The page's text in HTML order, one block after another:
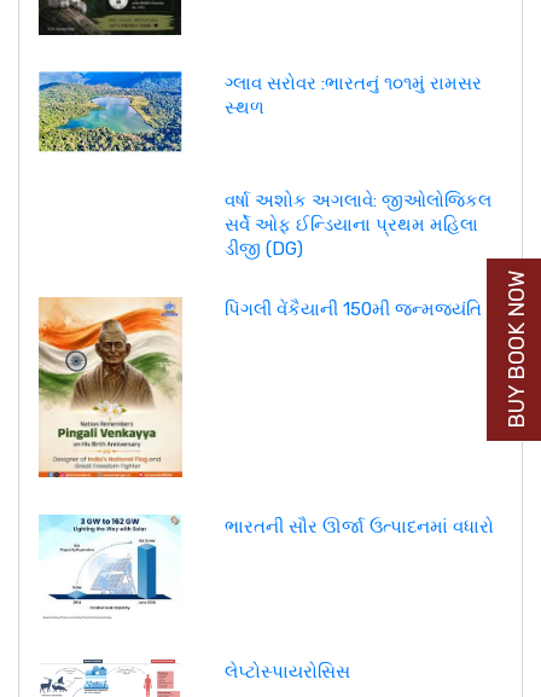
ગ્લાવ સરોવર :ભારતનું ૧૦૧મું રામસર
સ્થળ
વર્ષા અશોક અગલાવે: જીઓલોજિકલ
સર્વે ઓફ ઈન્ડિયાના પ્રથમ મહિલા
ડીજી (DG)
પિંગલી વેંકૈયાની 150મી જન્મજયંતિ
ભારતની સૌર ઊર્જા ઉત્પાદનમાં વધારો
લેપ્ટોસ્પાયરોસિસ
BUY BOOK NOW